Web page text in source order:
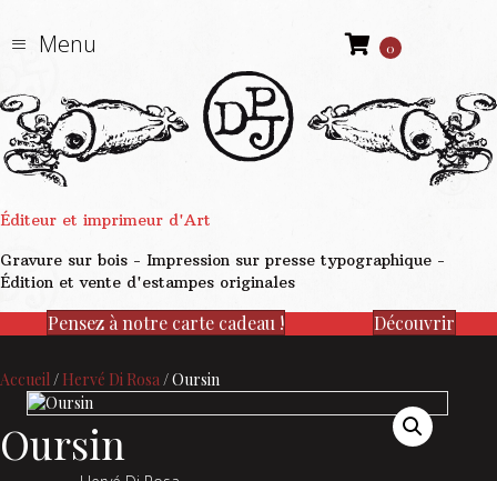
Menu 0
Éditeur et imprimeur d'Art
Gravure sur bois - Impression sur presse typographique -
Édition et vente d'estampes originales
Pensez à notre carte cadeau ! Découvrir
Accueil / Hervé Di Rosa / Oursin
Oursin